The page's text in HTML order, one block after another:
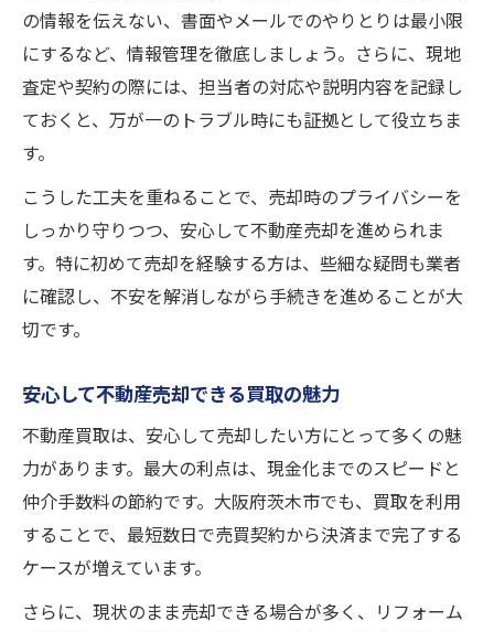
の情報を伝えない、書面やメールでのやりとりは最小限
にするなど、情報管理を徹底しましょう。さらに、現地
査定や契約の際には、担当者の対応や説明内容を記録し
ておくと、万が一のトラブル時にも証拠として役立ちま
す。
こうした工夫を重ねることで、売却時のプライバシーを
しっかり守りつつ、安心して不動産売却を進められま
す。特に初めて売却を経験する方は、些細な疑問も業者
に確認し、不安を解消しながら手続きを進めることが大
切です。
安心して不動産売却できる買取の魅力
不動産買取は、安心して売却したい方にとって多くの魅
力があります。最大の利点は、現金化までのスピードと
仲介手数料の節約です。大阪府茨木市でも、買取を利用
することで、最短数日で売買契約から決済まで完了する
ケースが増えています。
さらに、現状のまま売却できる場合が多く、リフォーム